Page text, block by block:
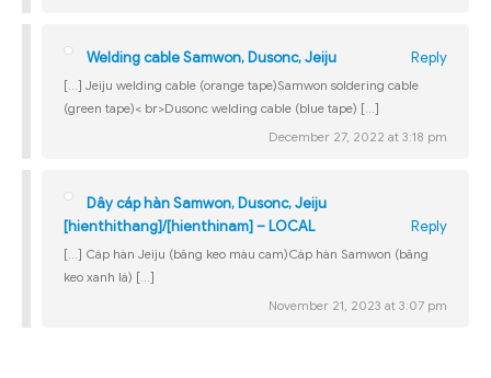
Welding cable Samwon, Dusonc, Jeiju Reply
[…] Jeiju welding cable (orange tape)Samwon soldering cable
(green tape)< br>Dusonc welding cable (blue tape) […]
December 27, 2022 at 3:18 pm
Dây cáp hàn Samwon, Dusonc, Jeiju
[hienthithang]/[hienthinam] – LOCAL
Reply
[…] Cáp hàn Jeiju (băng keo màu cam)Cáp hàn Samwon (băng
keo xanh lá) […]
November 21, 2023 at 3:07 pm